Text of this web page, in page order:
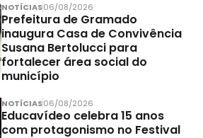
NOTÍCIAS06/08/2026
Prefeitura de Gramado
inaugura Casa de Convivência
Susana Bertolucci para
fortalecer área social do
município
NOTÍCIAS06/08/2026
Educavídeo celebra 15 anos
com protagonismo no Festival